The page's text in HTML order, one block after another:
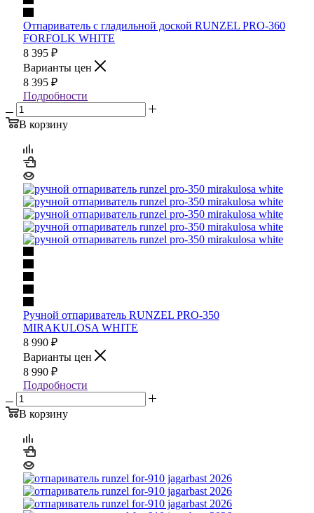
Отпариватель с гладильной доской RUNZEL PRO-360
FORFOLK WHITE
8 395 ₽
Варианты цен
8 395 ₽
Подробности
В корзину
Ручной отпариватель RUNZEL PRO-350
MIRAKULOSA WHITE
8 990 ₽
Варианты цен
8 990 ₽
Подробности
В корзину